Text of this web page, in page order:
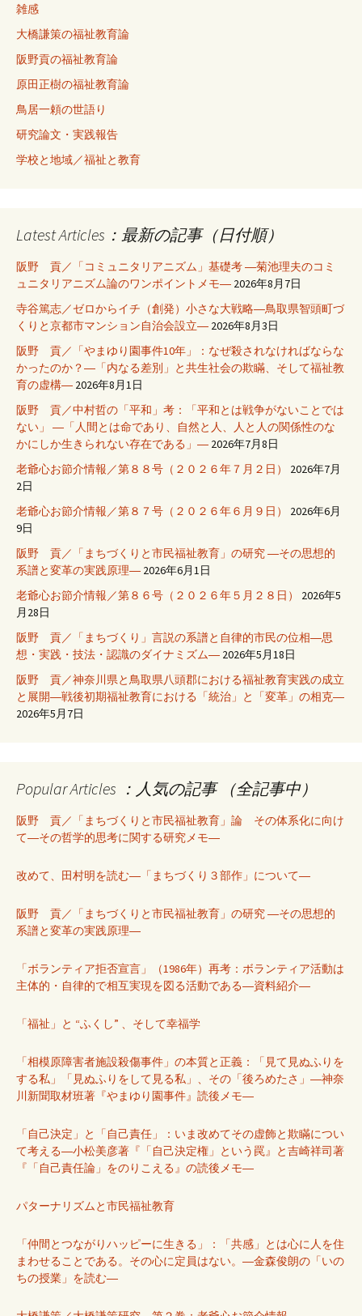
雑感
大橋謙策の福祉教育論
阪野貢の福祉教育論
原田正樹の福祉教育論
鳥居一頼の世語り
研究論文・実践報告
学校と地域／福祉と教育
Latest Articles：最新の記事（日付順）
阪野 貢／「コミュニタリアニズム」基礎考 ―菊池理夫のコミ
ュニタリアニズム論のワンポイントメモ― 2026年8月7日
寺谷篤志／ゼロからイチ（創発）小さな大戦略―鳥取県智頭町づ
くりと京都市マンション自治会設立― 2026年8月3日
阪野 貢／「やまゆり園事件10年」：なぜ殺されなければならな
かったのか？―「内なる差別」と共生社会の欺瞞、そして福祉教
育の虚構― 2026年8月1日
阪野 貢／中村哲の「平和」考：「平和とは戦争がないことでは
ない」 ―「人間とは命であり、自然と人、人と人の関係性のな
かにしか生きられない存在である」― 2026年7月8日
老爺心お節介情報／第８８号（２０２６年７月２日）
2026年7月
2日
老爺心お節介情報／第８７号（２０２６年６月９日）
2026年6月
9日
阪野 貢／「まちづくりと市民福祉教育」の研究 ―その思想的
系譜と変革の実践原理― 2026年6月1日
老爺心お節介情報／第８６号（２０２６年５月２８日）
2026年5
月28日
阪野 貢／「まちづくり」言説の系譜と自律的市民の位相―思
想・実践・技法・認識のダイナミズム― 2026年5月18日
阪野 貢／神奈川県と鳥取県八頭郡における福祉教育実践の成立
と展開―戦後初期福祉教育における「統治」と「変革」の相克―
2026年5月7日
Popular Articles ：人気の記事 （全記事中）
阪野 貢／「まちづくりと市民福祉教育」論 その体系化に向け
て―その哲学的思考に関する研究メモ―
改めて、田村明を読む―「まちづくり３部作」について―
阪野 貢／「まちづくりと市民福祉教育」の研究 ―その思想的
系譜と変革の実践原理―
「ボランティア拒否宣言」（1986年）再考：ボランティア活動は
主体的・自律的で相互実現を図る活動である―資料紹介―
「福祉」と “ふくし” 、そして幸福学
「相模原障害者施設殺傷事件」の本質と正義：「見て見ぬふりを
する私」「見ぬふりをして見る私」、その「後ろめたさ」―神奈
川新聞取材班著『やまゆり園事件』読後メモ―
「自己決定」と「自己責任」：いま改めてその虚飾と欺瞞につい
て考える―小松美彦著『「自己決定権」という罠』と吉崎祥司著
『「自己責任論」をのりこえる』の読後メモ―
パターナリズムと市民福祉教育
「仲間とつながりハッピーに生きる」：「共感」とは心に人を住
まわせることである。その心に定員はない。―金森俊朗の「いの
ちの授業」を読む―